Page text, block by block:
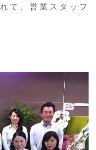
て、営業スタッフ